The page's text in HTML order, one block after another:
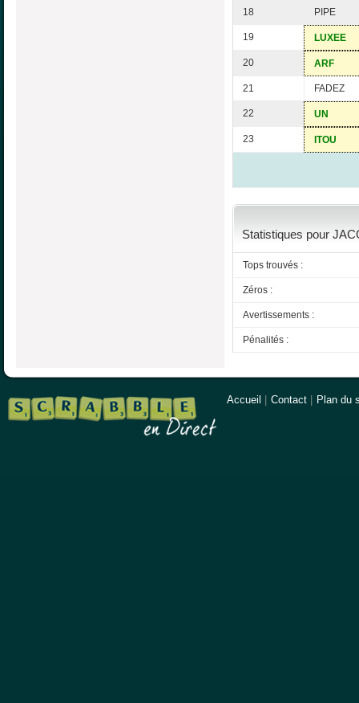
18 PIPE
19 LUXEE
20 ARF
21 FADEZ
22 UN
23 ITOU
Statistiques pour
Tops trouvés :
Zéros :
Avertissements :
Pénalités :
Accueil Contact Plan du